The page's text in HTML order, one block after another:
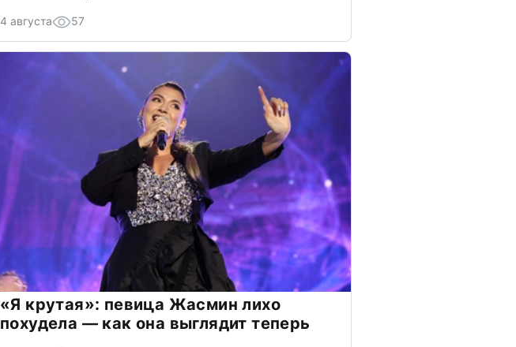
4 августа 57
«Я крутая»: певица Жасмин лихо
похудела — как она выглядит теперь